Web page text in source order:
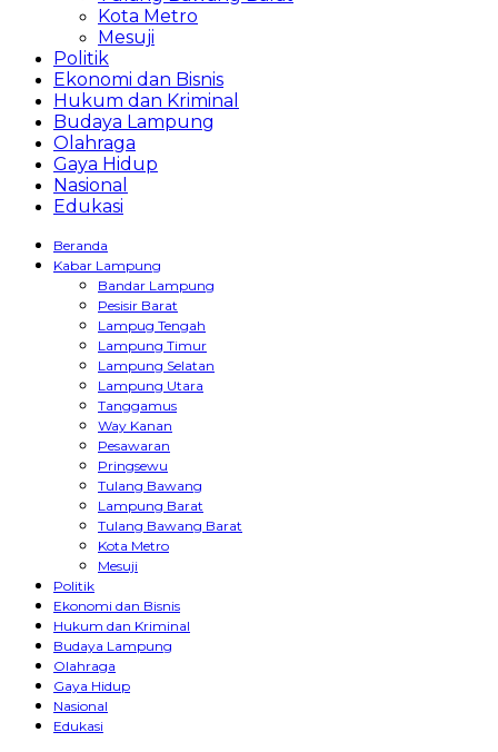
Kota Metro
Mesuji
Politik
Ekonomi dan Bisnis
Hukum dan Kriminal
Budaya Lampung
Olahraga
Gaya Hidup
Nasional
Edukasi
Beranda
Kabar Lampung
Bandar Lampung
Pesisir Barat
Lampug Tengah
Lampung Timur
Lampung Selatan
Lampung Utara
Tanggamus
Way Kanan
Pesawaran
Pringsewu
Tulang Bawang
Lampung Barat
Tulang Bawang Barat
Kota Metro
Mesuji
Politik
Ekonomi dan Bisnis
Hukum dan Kriminal
Budaya Lampung
Olahraga
Gaya Hidup
Nasional
Edukasi